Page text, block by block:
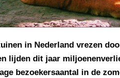
in Nederland vrezen
lijden dit jaar
bezoekersaantal in de